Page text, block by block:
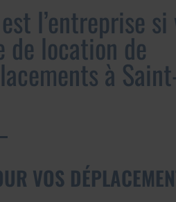
l’entreprise si
de location de
à
VOS